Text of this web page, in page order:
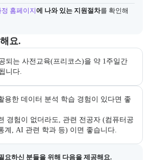
홈페이지에 나와 있는 지원절차를 확인해
요.
필수 및 권장 사전 지식과, 사전 학습 자료 제
되는 사전교육(프리코스)을 약 1주일간
니다.
용한 데이터 분석 학습 경험이 있다면 좋
경험이 없더라도, 관련 전공자 (컴퓨터공
계, AI 관련 학과 등) 이면 좋습니다.
수강생을 위해 제공되는 자료 목록이다.
요하신 분들을 위해 다음을 제공해요.